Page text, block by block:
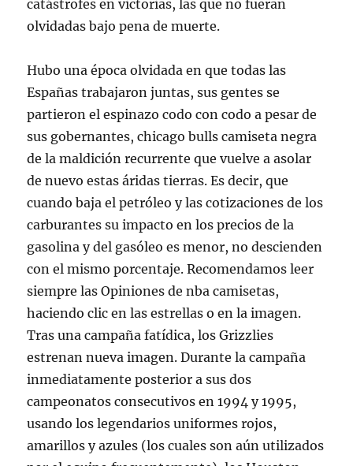
catástrofes en victorias, las que no fueran
olvidadas bajo pena de muerte.
Hubo una época olvidada en que todas las
Españas trabajaron juntas, sus gentes se
partieron el espinazo codo con codo a pesar de
sus gobernantes, chicago bulls camiseta negra
de la maldición recurrente que vuelve a asolar
de nuevo estas áridas tierras. Es decir, que
cuando baja el petróleo y las cotizaciones de los
carburantes su impacto en los precios de la
gasolina y del gasóleo es menor, no descienden
con el mismo porcentaje. Recomendamos leer
siempre las Opiniones de nba camisetas,
haciendo clic en las estrellas o en la imagen.
Tras una campaña fatídica, los Grizzlies
estrenan nueva imagen. Durante la campaña
inmediatamente posterior a sus dos
campeonatos consecutivos en 1994 y 1995,
usando los legendarios uniformes rojos,
amarillos y azules (los cuales son aún utilizados